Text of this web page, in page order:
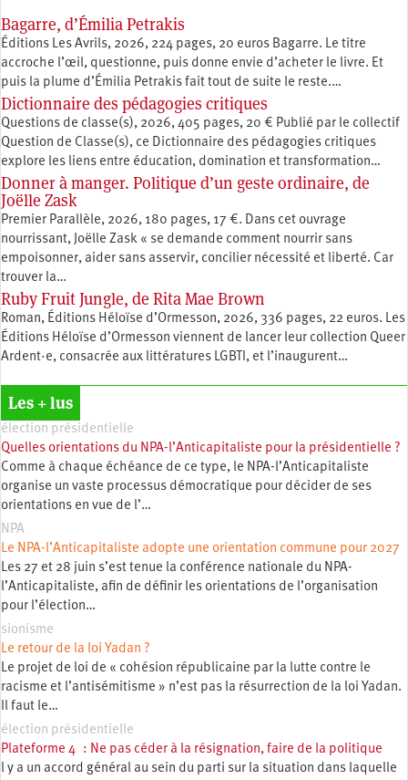
Bagarre, d’Émilia Petrakis
Éditions Les Avrils, 2026, 224 pages, 20 euros Bagarre. Le titre
accroche l’œil, questionne, puis donne envie d’acheter le livre. Et
puis la plume d’Émilia Petrakis fait tout de suite le reste.…
Dictionnaire des pédagogies critiques
Questions de classe(s), 2026, 405 pages, 20 € Publié par le collectif
Question de Classe(s), ce Dictionnaire des pédagogies critiques
explore les liens entre éducation, ­domination et transformation…
Donner à manger. Politique d’un geste ordinaire, de
Joëlle Zask
Premier Parallèle, 2026, 180 pages, 17 €. Dans cet ouvrage
nourrissant, Joëlle Zask « se demande comment nourrir sans
empoisonner, aider sans asservir, concilier nécessité et liberté. Car
trouver la…
Ruby Fruit Jungle, de Rita Mae Brown
Roman, Éditions Héloïse d’Ormesson, 2026, 336 pages, 22 euros. Les
Éditions Héloïse d’Ormesson viennent de lancer leur collection Queer
Ardent·e, consacrée aux littératures LGBTI, et l’inaugurent…
Les + lus
élection présidentielle
Quelles orientations du NPA-l’Anticapitaliste pour la présidentielle ?
Comme à chaque échéance de ce type, le NPA-l’Anticapitaliste
organise un vaste processus démocratique pour décider de ses
orientations en vue de l’…
NPA
Le NPA-l’Anticapitaliste adopte une orientation commune pour 2027
Les 27 et 28 juin s’est tenue la conférence nationale du NPA-
l’Anticapitaliste, afin de définir les orientations de l’organisation
pour l’élection…
sionisme
Le retour de la loi Yadan ?
Le projet de loi de « cohésion républicaine par la lutte contre le
racisme et l’antisémitisme » n’est pas la résurrection de la loi Yadan.
Il faut le…
élection présidentielle
Plateforme 4 : Ne pas céder à la résignation, faire de la politique
l y a un accord général au sein du parti sur la situation dans laquelle